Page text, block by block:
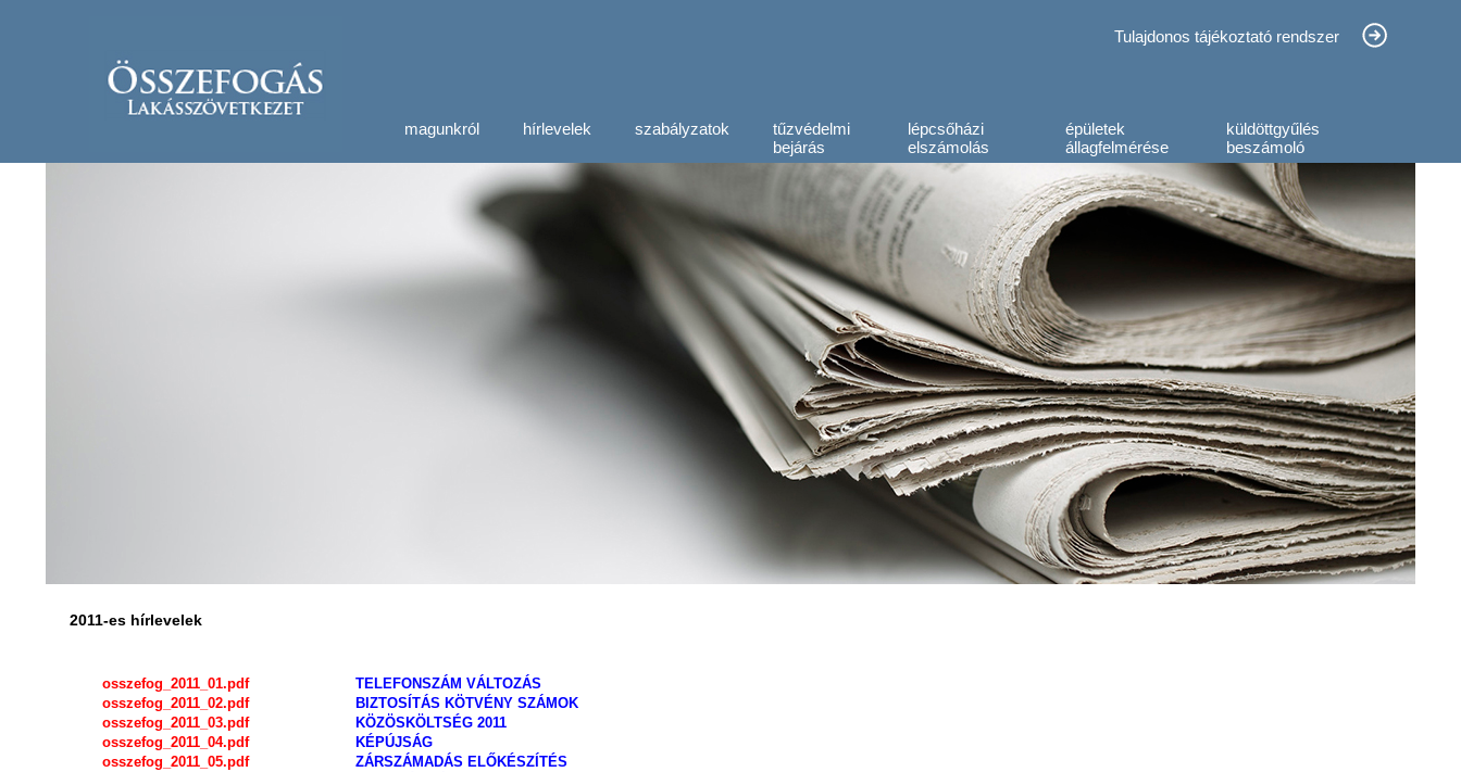
Tulajdonos tájékoztató rendszer
magunkról hírlevelek szabályzatok
tűzvédelmi
bejárás
lépcsőházi
elszámolás
épületek
állagfelmérése
küldöttgyűlés
beszámoló
2011-es hírlevelek
osszefog_2011_01.pdf
TELEFONSZÁM VÁLTOZÁS
osszefog_2011_02.pdf
BIZTOSÍTÁS KÖTVÉNY SZÁMOK
osszefog_2011_03.pdf
KÖZÖSKÖLTSÉG 2011
osszefog_2011_04.pdf
KÉPÚJSÁG
osszefog_2011_05.pdf
ZÁRSZÁMADÁS ELŐKÉSZÍTÉS